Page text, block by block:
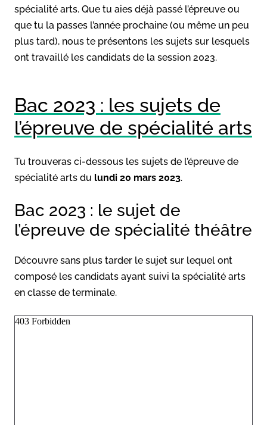
spécialité arts. Que tu aies déjà passé l’épreuve ou
que tu la passes l’année prochaine (ou même un peu
plus tard), nous te présentons les sujets sur lesquels
ont travaillé les candidats de la session 2023.
Bac 2023 : les sujets de
l’épreuve de spécialité arts
Tu trouveras ci-dessous les sujets de l’épreuve de
spécialité arts du lundi 20 mars 2023.
Bac 2023 : le sujet de
l’épreuve de spécialité théâtre
Découvre sans plus tarder le sujet sur lequel ont
composé les candidats ayant suivi la spécialité arts
en classe de terminale.